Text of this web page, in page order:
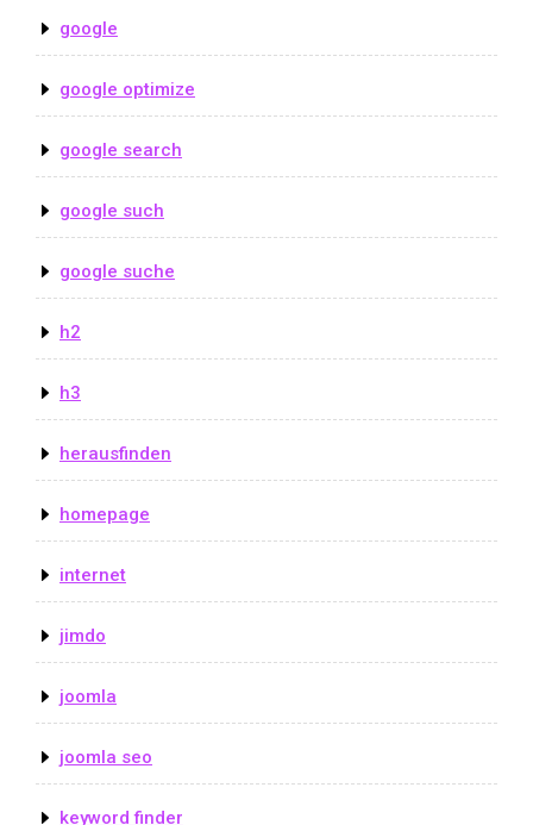
google
google optimize
google search
google such
google suche
h2
h3
herausfinden
homepage
internet
jimdo
joomla
joomla seo
keyword finder